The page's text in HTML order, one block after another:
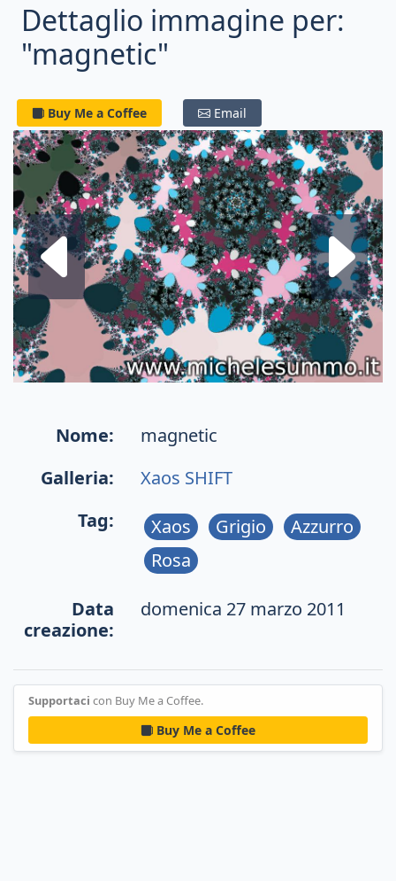
Dettaglio immagine per:
"magnetic"
Buy Me a Coffee Email
Frattale
Nome:
magnetic
Galleria:
Xaos SHIFT
Tag:
Xaos Grigio
Azzurro
Rosa
Data
creazione:
domenica 27 marzo 2011
Supportaci con Buy Me a Coffee.
Buy Me a Coffee